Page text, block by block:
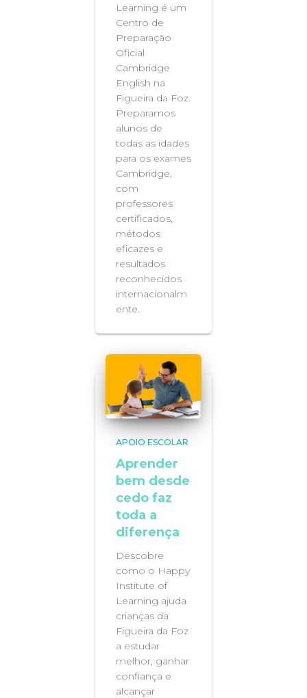
Learning é um
Centro de
Preparação
Oficial
Cambridge
English na
Figueira da Foz.
Preparamos
alunos de
todas as idades
para os exames
Cambridge,
com
professores
certificados,
métodos
eficazes e
resultados
reconhecidos
internacionalm
ente.
APOIO ESCOLAR
Aprender
bem desde
cedo faz
toda a
diferença
Descobre
como o Happy
Institute of
Learning ajuda
crianças da
Figueira da Foz
a estudar
melhor, ganhar
confiança e
alcançar